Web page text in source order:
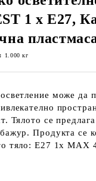
1 х Е27,
1.000 кг
може да
Тялото се
Продукта се
тяло: E27 1x